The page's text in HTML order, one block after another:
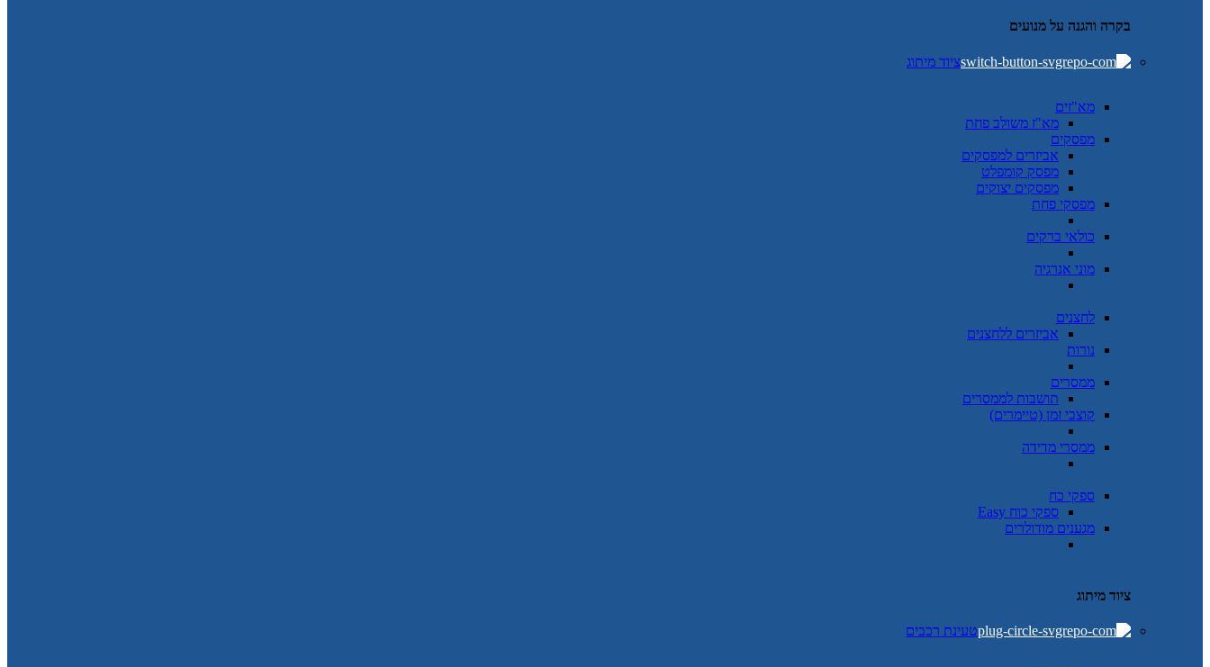
בקרה והגנה על מנועים
ציוד מיתוג
מא"זים
מא"ז משולב פחת
מפסקים
אביזרים למפסקים
מפסק קומפלט
מפסקים יצוקים
מפסקי פחת
כולאי ברקים
מוני אנרגיה
לחצנים
אביזרים ללחצנים
נורות
ממסרים
תושבות לממסרים
קוצבי זמן (טיימרים)
ממסרי מדידה
ספקי כח
ספקי כוח Easy
מגענים מודולרים
ציוד מיתוג
טעינת רכבים